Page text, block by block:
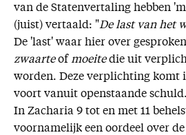
van de Statenvertaling hebben
(juist) vertaald: "Delastvan het
De 'last' waar hier over
zwaarteofmoeitedie uit
worden. Deze verplichting komt
voort vanuit openstaande schuld.
In Zacharia 9 tot en met 11
voornamelijk een oordeel over